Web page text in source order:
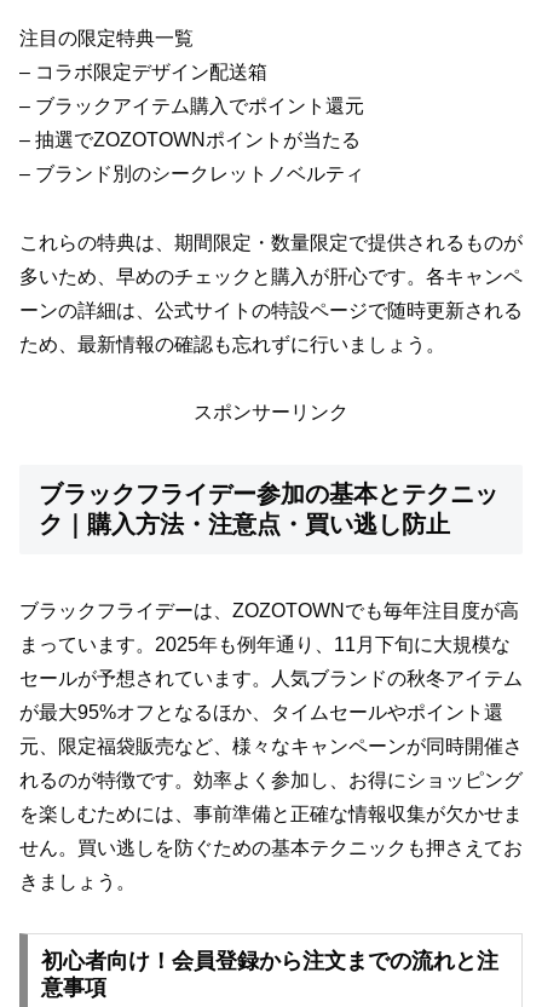
注目の限定特典一覧
– コラボ限定デザイン配送箱
– ブラックアイテム購入でポイント還元
– 抽選でZOZOTOWNポイントが当たる
– ブランド別のシークレットノベルティ
これらの特典は、期間限定・数量限定で提供されるものが
多いため、早めのチェックと購入が肝心です。各キャンペ
ーンの詳細は、公式サイトの特設ページで随時更新される
ため、最新情報の確認も忘れずに行いましょう。
スポンサーリンク
ブラックフライデー参加の基本とテクニッ
ク｜購入方法・注意点・買い逃し防止
ブラックフライデーは、ZOZOTOWNでも毎年注目度が高
まっています。2025年も例年通り、11月下旬に大規模な
セールが予想されています。人気ブランドの秋冬アイテム
が最大95%オフとなるほか、タイムセールやポイント還
元、限定福袋販売など、様々なキャンペーンが同時開催さ
れるのが特徴です。効率よく参加し、お得にショッピング
を楽しむためには、事前準備と正確な情報収集が欠かせま
せん。買い逃しを防ぐための基本テクニックも押さえてお
きましょう。
初心者向け！会員登録から注文までの流れと注
意事項